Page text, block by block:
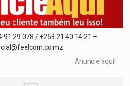
91 29 078 / +258 21 40 14 21 –
Anuncie aqui!